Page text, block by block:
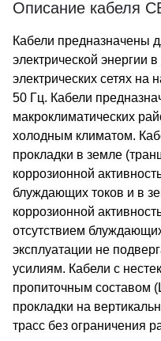
Описание кабеля
Кабели предназначены
электрической энергии
электрических сетях на
50 Гц. Кабели
макроклиматических
холодным климатом.
прокладки в земле
коррозионной
блуждающих токов и в
коррозионной
отсутствием
эксплуатации не
усилиям. Кабели с
пропиточным составом
прокладки на
трасс без ограничения